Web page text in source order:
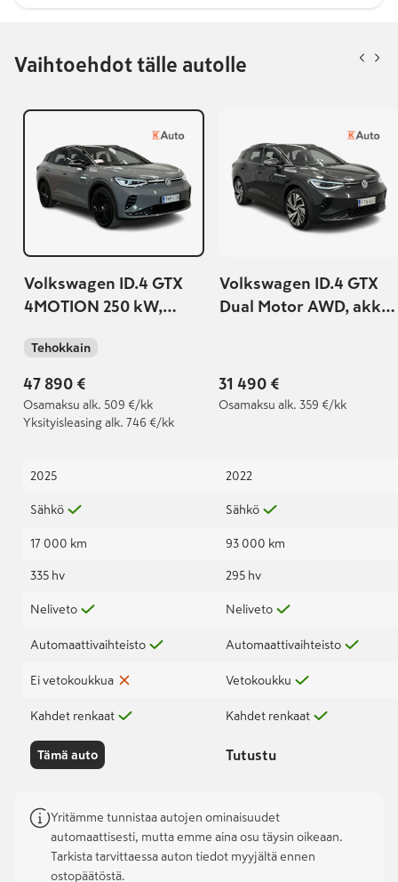
Vaihtoehdot tälle autolle
Volkswagen ID.4 GTX
4MOTION 250 kW,
Volkswagen jatkotakuu
5-vuotta / 100 000km,
voimassa |
Tehokkain
47 890 €
Osamaksu alk. 509 €/kk
Yksityisleasing alk. 746 €/kk
2025
Sähkö
17 000 km
335 hv
Neliveto
Automaattivaihteisto
Ei vetokoukkua
Kahdet renkaat
Tämä auto
Volkswagen ID.4 GTX
Dual Motor AWD, akku
31 490 €
Osamaksu alk. 359 €/kk
2022
Sähkö
93 000 km
295 hv
Neliveto
Automaattivaihteisto
Vetokoukku
Kahdet renkaat
Tutustu
Yritämme tunnistaa autojen ominaisuudet
automaattisesti, mutta emme aina osu täysin oikeaan.
Tarkista tarvittaessa auton tiedot myyjältä ennen
ostopäätöstä.